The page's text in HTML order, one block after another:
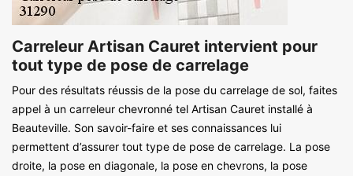
Carreleur Artisan Cauret intervient pour
tout type de pose de carrelage
Pour des résultats réussis de la pose du carrelage de sol, faites
appel à un carreleur chevronné tel Artisan Cauret installé à
Beauteville. Son savoir-faire et ses connaissances lui
permettent d’assurer tout type de pose de carrelage. La pose
droite, la pose en diagonale, la pose en chevrons, la pose